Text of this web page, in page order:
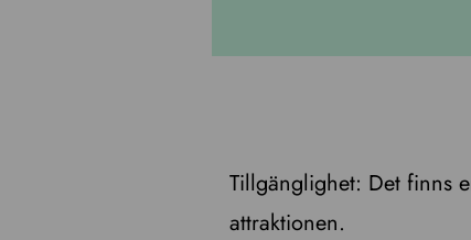
Tillgänglighet: Det finns
attraktionen.